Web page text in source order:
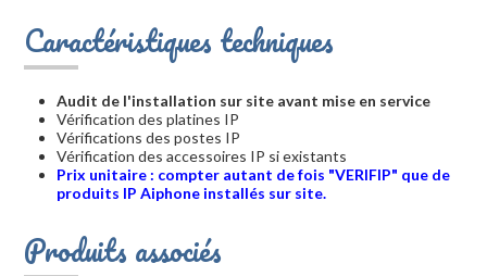
Caractéristiques techniques
Audit de l'installation sur site avant mise en service
Vérification des platines IP
Vérifications des postes IP
Vérification des accessoires IP si existants
Prix unitaire : compter autant de fois "VERIFIP" que de
produits IP Aiphone installés sur site.
Produits associés